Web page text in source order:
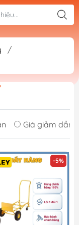
/
Giá giảm dần
-5%